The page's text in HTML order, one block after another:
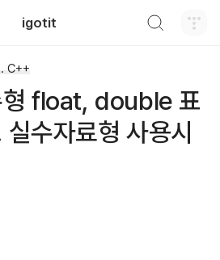
igotit
C++
float, double 표
수자료형 사용시